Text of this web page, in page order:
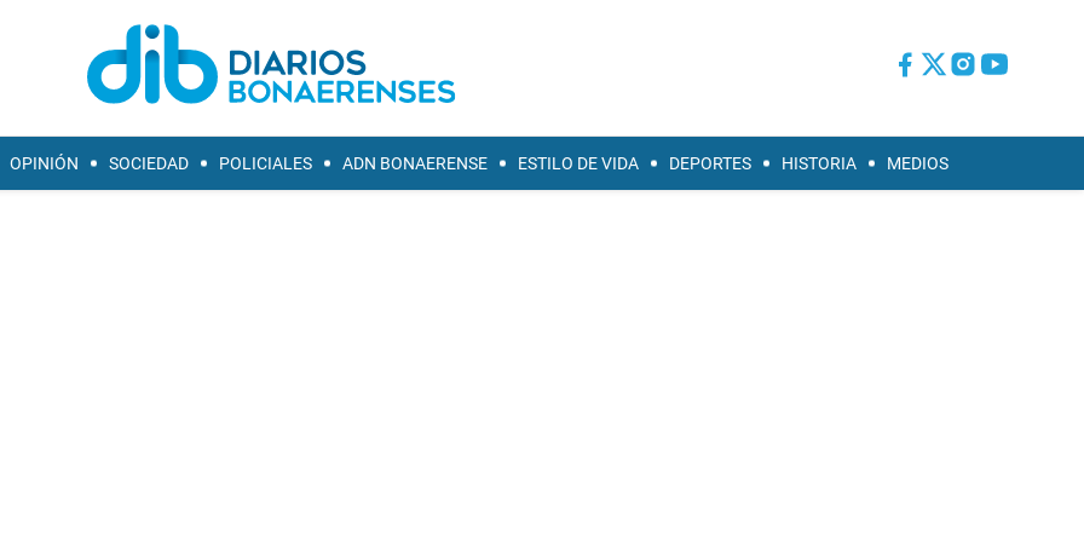
OPINIÓN SOCIEDAD POLICIALES ADN BONAERENSE ESTILO DE VIDA DEPORTES HISTORIA MEDIOS